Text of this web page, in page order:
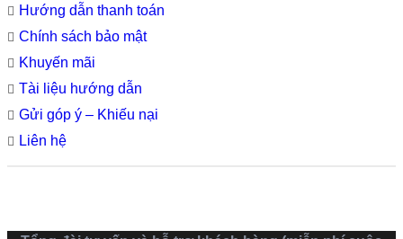
Hướng dẫn thanh toán
Chính sách bảo mật
Khuyến mãi
Tài liệu hướng dẫn
Gửi góp ý – Khiếu nại
Liên hệ